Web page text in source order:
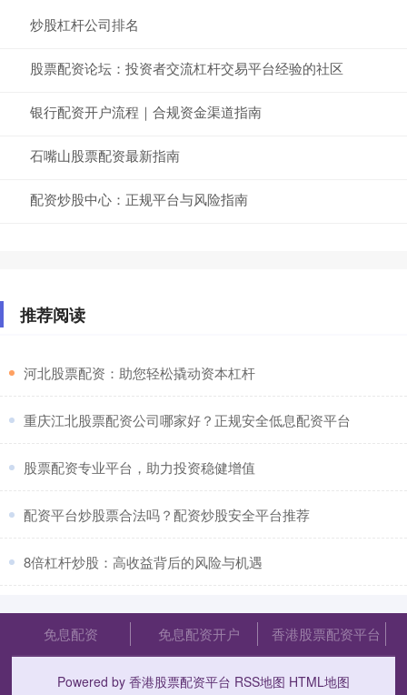
炒股杠杆公司排名
股票配资论坛：投资者交流杠杆交易平台经验的社区
银行配资开户流程｜合规资金渠道指南
石嘴山股票配资最新指南
配资炒股中心：正规平台与风险指南
推荐阅读
​河北股票配资：助您轻松撬动资本杠杆
​重庆江北股票配资公司哪家好？正规安全低息配资平台
​股票配资专业平台，助力投资稳健增值
​配资平台炒股票合法吗？配资炒股安全平台推荐
​8倍杠杆炒股：高收益背后的风险与机遇
免息配资 免息配资开户 香港股票配资平台
Powered by 香港股票配资平台 RSS地图 HTML地图